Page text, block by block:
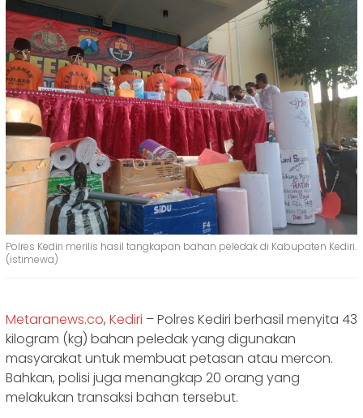
Polres Kediri merilis hasil tangkapan bahan peledak di Kabupaten Kediri.
(istimewa)
Metaranews.co, Kediri – Polres Kediri berhasil menyita 43
kilogram (kg) bahan peledak yang digunakan
masyarakat untuk membuat petasan atau mercon.
Bahkan, polisi juga menangkap 20 orang yang
melakukan transaksi bahan tersebut.